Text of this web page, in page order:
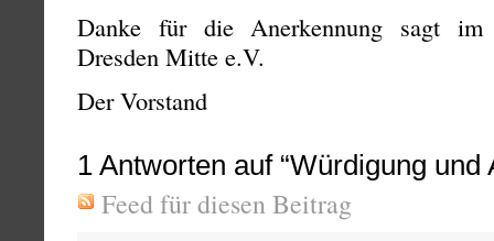
Danke für die Anerkennung sagt im
Dresden Mitte e.V.
Der Vorstand
1 Antworten auf “Würdigung und
Feed für diesen Beitrag